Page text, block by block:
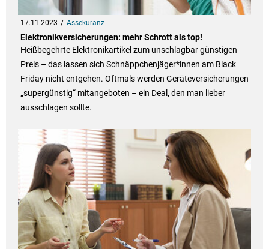
17.11.2023 Assekuranz
Elektronikversicherungen: mehr Schrott als top!
Heißbegehrte Elektronikartikel zum unschlagbar günstigen
Preis – das lassen sich Schnäppchenjäger*innen am Black
Friday nicht entgehen. Oftmals werden Geräteversicherungen
„supergünstig“ mitangeboten – ein Deal, den man lieber
ausschlagen sollte.